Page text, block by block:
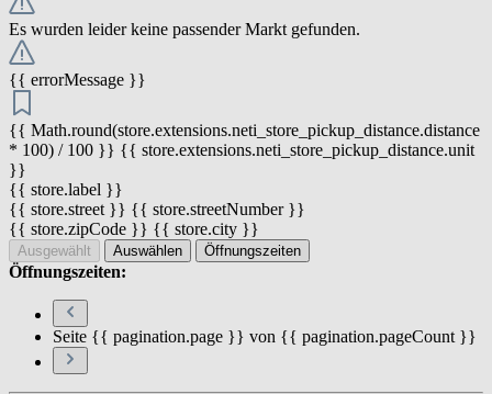
Es wurden leider keine passender Markt gefunden.
{{ errorMessage }}
{{ Math.round(store.extensions.neti_store_pickup_distance.distance
* 100) / 100 }} {{ store.extensions.neti_store_pickup_distance.unit
}}
{{ store.label }}
{{ store.street }} {{ store.streetNumber }}
{{ store.zipCode }} {{ store.city }}
Ausgewählt Auswählen Öffnungszeiten
Öffnungszeiten:
Seite {{ pagination.page }} von {{ pagination.pageCount }}